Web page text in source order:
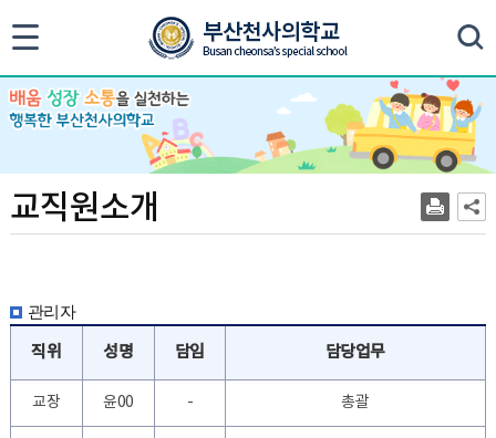
직
원
교직원소개
관리자
직위 성명 담임 담당업무
교장 윤00 - 총괄